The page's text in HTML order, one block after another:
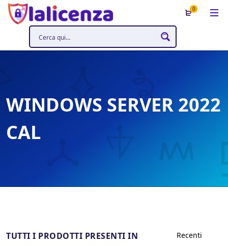
0
WINDOWS SERVER 2022
CAL
TUTTI I PRODOTTI PRESENTI IN